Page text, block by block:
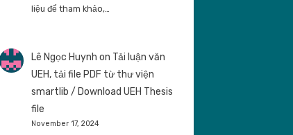
liệu để tham khảo,…
Lê Ngọc Huynh on Tải luận văn
UEH, tải file PDF từ thư viện
smartlib / Download UEH Thesis
file
November 17, 2024